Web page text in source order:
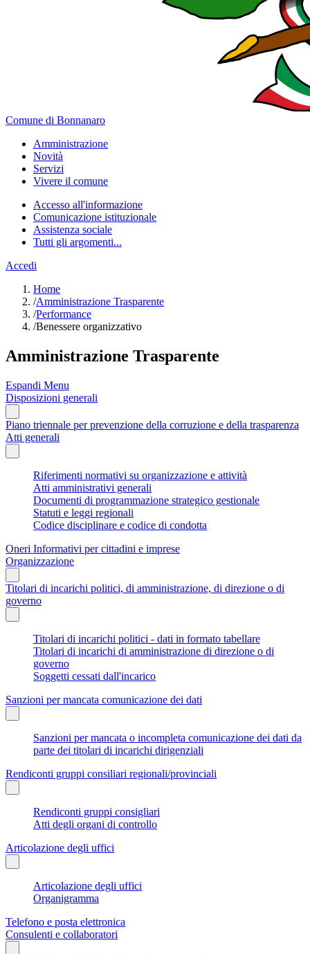
Comune di Bonnanaro
Amministrazione
Novità
Servizi
Vivere il comune
Accesso all'informazione
Comunicazione istituzionale
Assistenza sociale
Tutti gli argomenti...
Accedi
Home
/Amministrazione Trasparente
/Performance
/Benessere organizzativo
Amministrazione Trasparente
Espandi Menu
Disposizioni generali
Piano triennale per prevenzione della corruzione e della trasparenza
Atti generali
Riferimenti normativi su organizzazione e attività
Atti amministrativi generali
Documenti di programmazione strategico gestionale
Statuti e leggi regionali
Codice disciplinare e codice di condotta
Oneri Informativi per cittadini e imprese
Organizzazione
Titolari di incarichi politici, di amministrazione, di direzione o di
governo
Titolari di incarichi politici - dati in formato tabellare
Titolari di incarichi di amministrazione di direzione o di
governo
Soggetti cessati dall'incarico
Sanzioni per mancata comunicazione dei dati
Sanzioni per mancata o incompleta comunicazione dei dati da
parte dei titolari di incarichi dirigenziali
Rendiconti gruppi consiliari regionali/provinciali
Rendiconti gruppi consigliari
Atti degli organi di controllo
Articolazione degli uffici
Articolazione degli uffici
Organigramma
Telefono e posta elettronica
Consulenti e collaboratori